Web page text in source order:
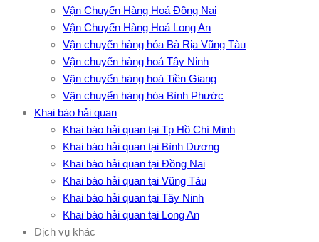
Vận Chuyển Hàng Hoá Đồng Nai
Vận Chuyển Hàng Hoá Long An
Vận chuyển hàng hóa Bà Rịa Vũng Tàu
Vận chuyển hàng hoá Tây Ninh
Vận chuyển hàng hoá Tiền Giang
Vận chuyển hàng hóa Bình Phước
Khai báo hải quan
Khai báo hải quan tại Tp Hồ Chí Minh
Khai báo hải quan tại Bình Dương
Khai báo hải quan tại Đồng Nai
Khai báo hải quan tại Vũng Tàu
Khai báo hải quan tại Tây Ninh
Khai báo hải quan tại Long An
Dịch vụ khác